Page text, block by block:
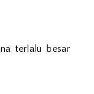
terlalu besar